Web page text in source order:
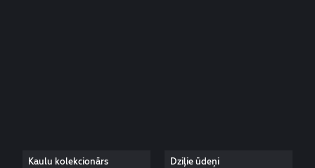
Kaulu kolekcionārs Dziļie ūdeņi